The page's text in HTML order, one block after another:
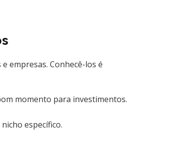
empresas. Conhecê-los é
momento para investimentos.
específico.